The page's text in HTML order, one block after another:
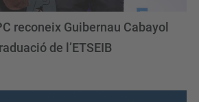
reconeix Guibernau Cabayol
de l’ETSEIB